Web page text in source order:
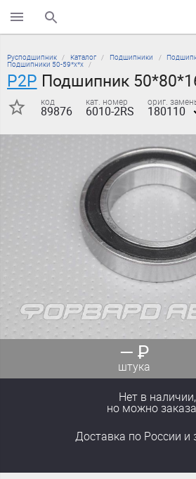
поиск по каталогу
Русподшипник Каталог Подшипники
Подшипники 50-59*х*х
P2P Подшипник
код
89876
кат. номер
6010-2RS
ориг.
180110
— ₽
штука
Нет в наличии,
но можно
Доставка по России и